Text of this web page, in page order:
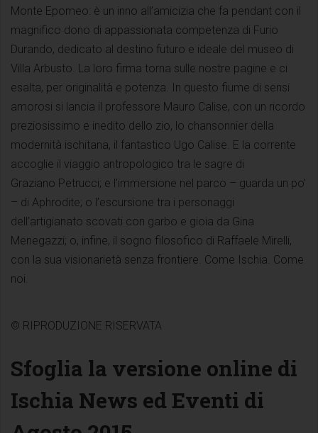
Monte Epomeo: è un inno all’amicizia che fa pendant con il
magnifico dono di appassionata competenza di Furio
Durando, dedicato al destino futuro e ideale del museo di
Villa Arbusto. La loro firma torna sulle nostre pagine e ci
esalta, per originalità e potenza. In questo fiume di sensi
amorosi si lancia il professore Mauro Calise, con un ricordo
preziosissimo e inedito dello zio, lo chansonnier della
modernità ischitana, il fantastico Ugo Calise. E la corrente
accoglie il viaggio antropologico tra le sagre di
Graziano Petrucci; e l’immersione nel parco – guarda un po’
– di Aphrodite; o l’escursione tra i personaggi
dell’artigianato scovati con garbo e gioia da Gina
Menegazzi; o, infine, il sogno filosofico di Raffaele Mirelli,
con la sua visionarietà senza frontiere. Come Ischia. Come
noi.
© RIPRODUZIONE RISERVATA
Sfoglia la versione online di
Ischia News ed Eventi di